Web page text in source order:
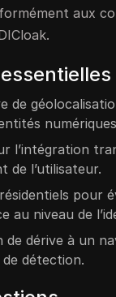
aux
de
l’intégration
de l’utilisateur.
pour
au niveau de
de dérive à un
détection.